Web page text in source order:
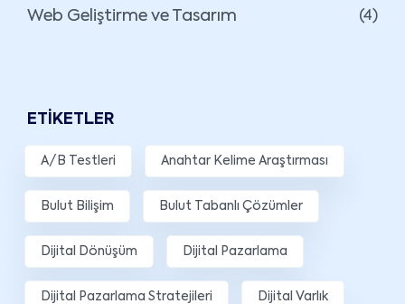
Web Geliştirme ve Tasarım (4)
ETIKETLER
A/B Testleri Anahtar Kelime Araştırması
Bulut Bilişim Bulut Tabanlı Çözümler
Dijital Dönüşüm Dijital Pazarlama
Dijital Pazarlama Stratejileri Dijital Varlık